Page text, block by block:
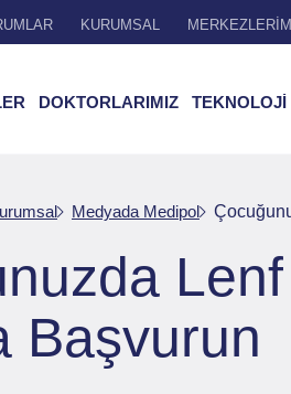
KURUMSAL
DOKTORLARIMIZ TEKNOLOJİ
Medyada Medipol
Başvurun